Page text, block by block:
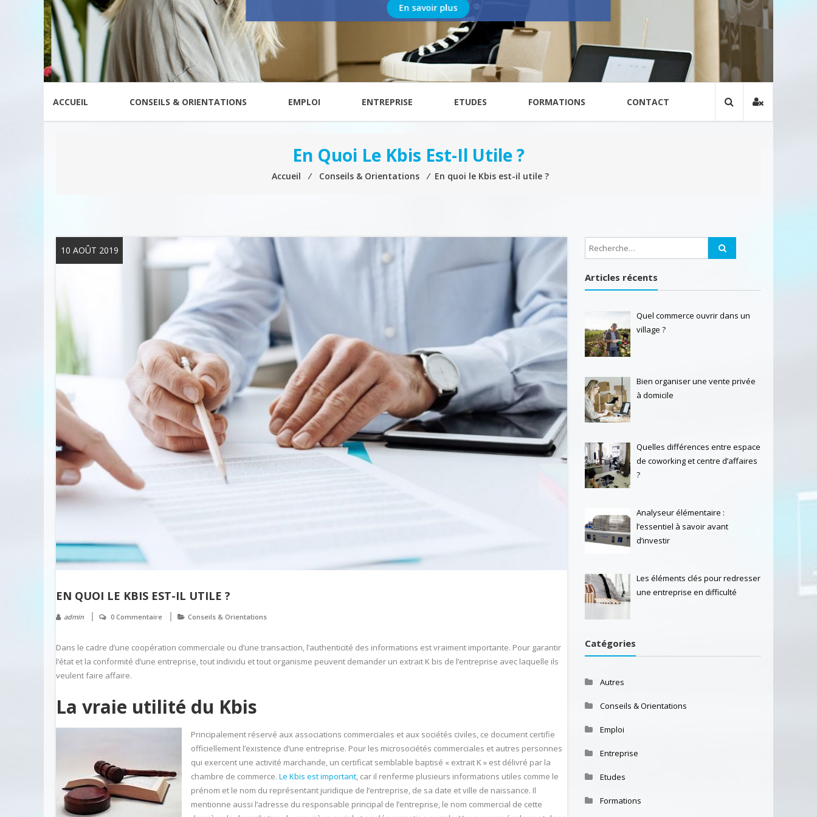
En savoir plus
ACCUEIL CONSEILS & ORIENTATIONS EMPLOI ENTREPRISE ETUDES FORMATIONS CONTACT
En Quoi Le Kbis Est-Il Utile ?
Accueil ⁄ Conseils & Orientations ⁄ En quoi le Kbis est-il utile ?
10 AOÛT 2019
EN QUOI LE KBIS EST-IL UTILE ?
admin 0 Commentaire Conseils & Orientations
Dans le cadre d’une coopération commerciale ou d’une transaction, l’authenticité des informations est vraiment importante. Pour garantir
l’état et la conformité d’une entreprise, tout individu et tout organisme peuvent demander un extrait K bis de l’entreprise avec laquelle ils
veulent faire affaire.
La vraie utilité du Kbis
Principalement réservé aux associations commerciales et aux sociétés civiles, ce document certifie
officiellement l’existence d’une entreprise. Pour les microsociétés commerciales et autres personnes
qui exercent une activité marchande, un certificat semblable baptisé « extrait K » est délivré par la
chambre de commerce. Le Kbis est important, car il renferme plusieurs informations utiles comme le
prénom et le nom du représentant juridique de l’entreprise, de sa date et ville de naissance. Il
mentionne aussi l’adresse du responsable principal de l’entreprise, le nom commercial de cette
Articles récents
Quel commerce ouvrir dans un
village ?
Bien organiser une vente privée
à domicile
Quelles différences entre espace
de coworking et centre d’affaires
?
Analyseur élémentaire :
l’essentiel à savoir avant
d’investir
Les éléments clés pour redresser
une entreprise en difficulté
Catégories
Autres
Conseils & Orientations
Emploi
Entreprise
Etudes
Formations